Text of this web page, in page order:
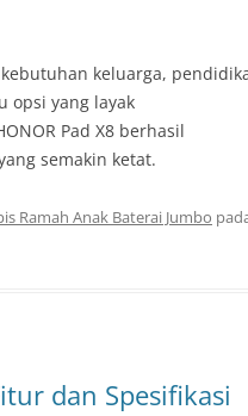
keluarga,
opsi yang layak
Pad X8 berhasil
semakin ketat.
Ramah Anak Baterai Jumbo
dan Spesifikasi